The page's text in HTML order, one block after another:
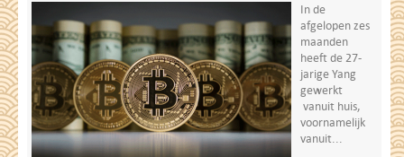
In de
afgelopen zes
maanden
heeft de 27-
jarige Yang
gewerkt
vanuit huis,
voornamelijk
vanuit...